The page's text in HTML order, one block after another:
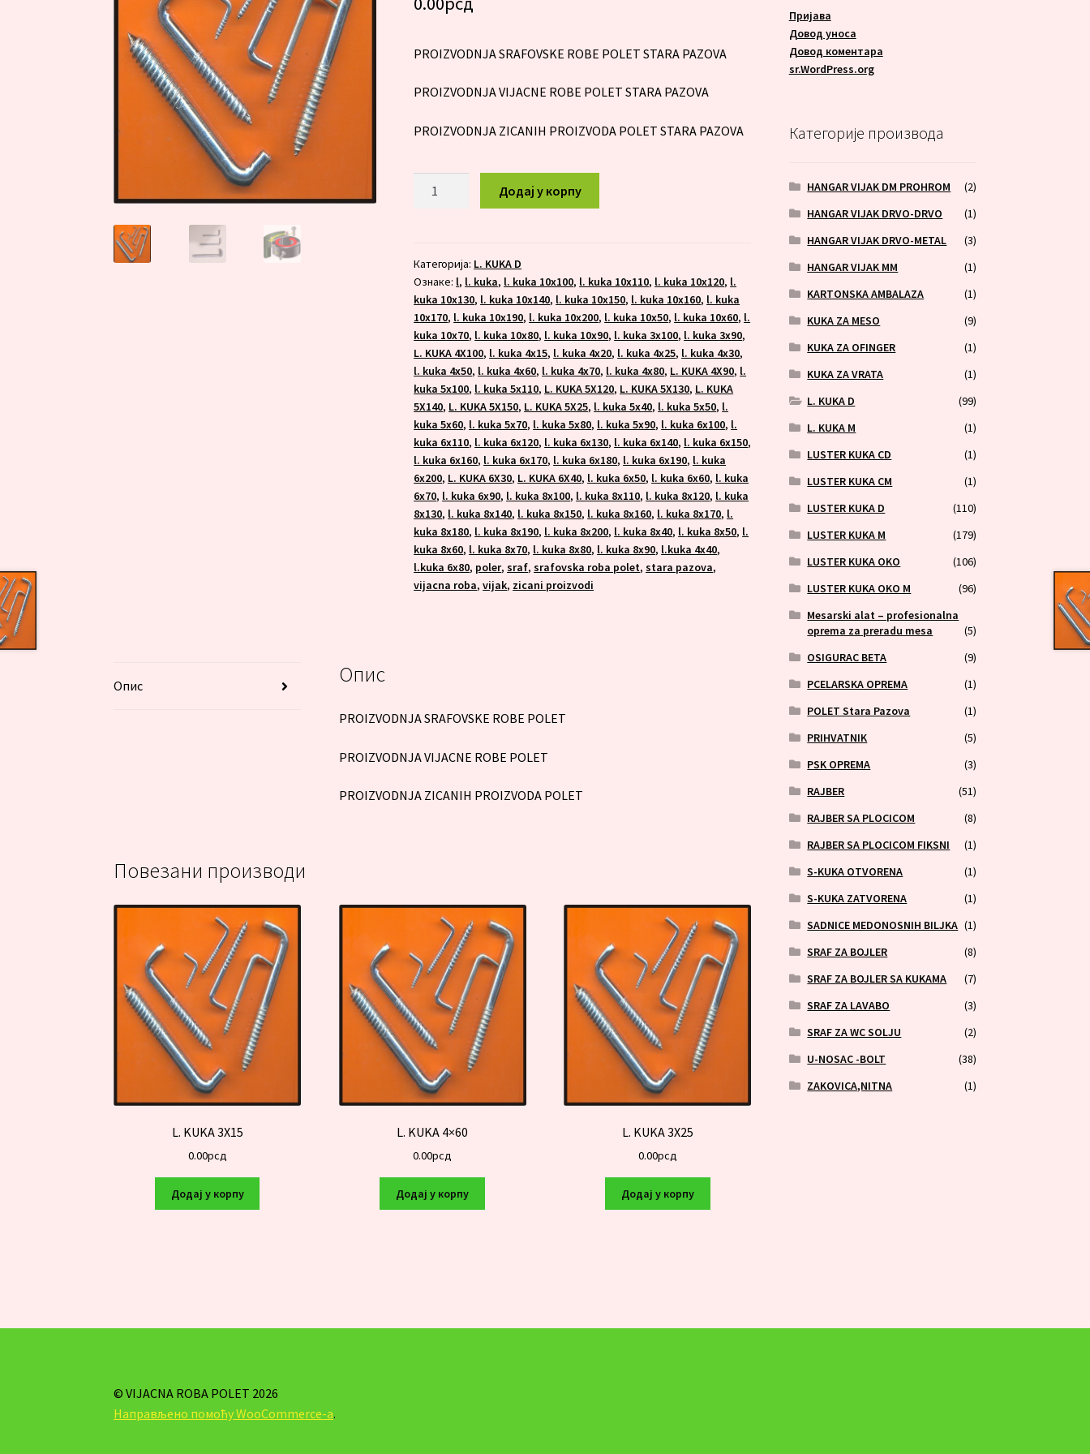
PROIZVODNJA SRAFOVSKE ROBE POLET STARA PAZOVA
PROIZVODNJA VIJACNE ROBE POLET STARA PAZOVA
PROIZVODNJA ZICANIH PROIZVODA POLET STARA PAZOVA
Додај у корпу
Категорија: L. KUKA D
Ознаке: l, l. kuka, l. kuka 10x100, l. kuka 10x110, l. kuka 10x120, l.
kuka 10x130, l. kuka 10x140, l. kuka 10x150, l. kuka 10x160, l. kuka
10x170, l. kuka 10x190, l. kuka 10x200, l. kuka 10x50, l. kuka 10x60, l.
kuka 10x70, l. kuka 10x80, l. kuka 10x90, l. kuka 3x100, l. kuka 3x90,
L. KUKA 4X100, l. kuka 4x15, l. kuka 4x20, l. kuka 4x25, l. kuka 4x30,
l. kuka 4x50, l. kuka 4x60, l. kuka 4x70, l. kuka 4x80, L. KUKA 4X90, l.
kuka 5x100, l. kuka 5x110, L. KUKA 5X120, L. KUKA 5X130, L. KUKA
5X140, L. KUKA 5X150, L. KUKA 5X25, l. kuka 5x40, l. kuka 5x50, l.
kuka 5x60, l. kuka 5x70, l. kuka 5x80, l. kuka 5x90, l. kuka 6x100, l.
kuka 6x110, l. kuka 6x120, l. kuka 6x130, l. kuka 6x140, l. kuka 6x150,
l. kuka 6x160, l. kuka 6x170, l. kuka 6x180, l. kuka 6x190, l. kuka
6x200, L. KUKA 6X30, L. KUKA 6X40, l. kuka 6x50, l. kuka 6x60, l. kuka
6x70, l. kuka 6x90, l. kuka 8x100, l. kuka 8x110, l. kuka 8x120, l. kuka
8x130, l. kuka 8x140, l. kuka 8x150, l. kuka 8x160, l. kuka 8x170, l.
kuka 8x180, l. kuka 8x190, l. kuka 8x200, l. kuka 8x40, l. kuka 8x50, l.
kuka 8x60, l. kuka 8x70, l. kuka 8x80, l. kuka 8x90, l.kuka 4x40,
l.kuka 6x80, poler,sraf,srafovska roba polet,stara pazova,
vijacna roba,vijak, zicani proizvodi
Опис Опис
PROIZVODNJA SRAFOVSKE ROBE POLET
PROIZVODNJA VIJACNE ROBE POLET
PROIZVODNJA ZICANIH PROIZVODA POLET
Повезани производи
L. KUKA 3X15
0.00рсд
Додај у корпу
L. KUKA 4×60
0.00рсд
Додај у корпу
L. KUKA 3X25
0.00рсд
Додај у корпу
Пријава
Довод уноса
Довод коментара
sr.WordPress.org
Категорије производа
HANGAR VIJAK DM PROHROM
(2)
HANGAR VIJAK DRVO-DRVO
(1)
HANGAR VIJAK DRVO-METAL
(3)
HANGAR VIJAK MM
(1)
KARTONSKA AMBALAZA
(1)
KUKA ZA MESO
(9)
KUKA ZA OFINGER
(1)
KUKA ZA VRATA
(1)
L. KUKA D
(99)
L. KUKA M
(1)
LUSTER KUKA CD
(1)
LUSTER KUKA CM
(1)
LUSTER KUKA D
(110)
LUSTER KUKA M
(179)
LUSTER KUKA OKO
(106)
LUSTER KUKA OKO M
(96)
Mesarski alat – profesionalna
oprema za preradu mesa
(5)
OSIGURAC BETA
(9)
PCELARSKA OPREMA
(1)
POLET Stara Pazova
(1)
PRIHVATNIK
(5)
PSK OPREMA
(3)
RAJBER
(51)
RAJBER SA PLOCICOM
(8)
RAJBER SA PLOCICOM FIKSNI
(1)
S-KUKA OTVORENA
(1)
S-KUKA ZATVORENA
(1)
SADNICE MEDONOSNIH BILJKA (1)
SRAF ZA BOJLER
(8)
SRAF ZA BOJLER SA KUKAMA
(7)
SRAF ZA LAVABO
(3)
SRAF ZA WC SOLJU
(2)
U-NOSAC -BOLT
(38)
ZAKOVICA,NITNA
(1)
© VIJACNA ROBA POLET 2026
Направљено помоћу WooCommerce-а.